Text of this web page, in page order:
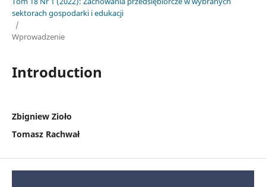
sektorach gospodarki i edukacji
/
Wprowadzenie
Introduction
Zbigniew Zioło
Tomasz Rachwał